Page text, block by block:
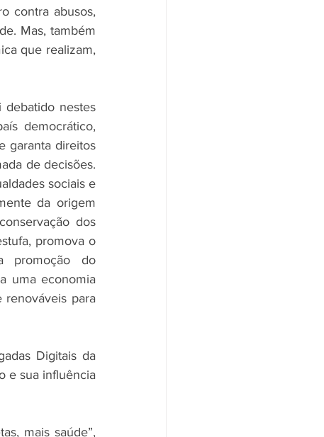
contra abusos,
Mas, também
que realizam,
nestes
democrático,
garanta direitos
de decisões.
sociais e
da origem
dos
promova o
promoção do
uma economia
para
Digitais da
e sua influência
mais saúde”,